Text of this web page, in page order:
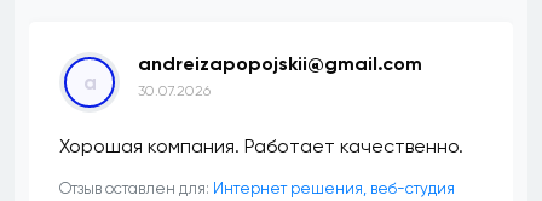
a
andreizapopojskii@gmail.com
30.07.2026
Хорошая компания. Работает качественно.
Отзыв оставлен для: Интернет решения, веб-студия